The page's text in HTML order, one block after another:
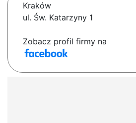
Kraków
ul. Św. Katarzyny 1
Zobacz profil firmy na